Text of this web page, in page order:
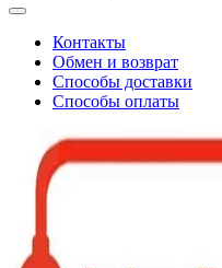
Контакты
Обмен и возврат
Способы доставки
Способы оплаты